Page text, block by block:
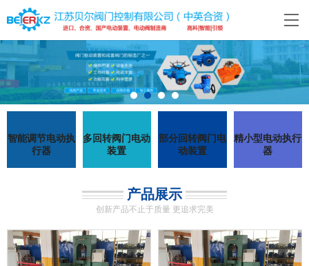
智能调节电动执
行器
多回转阀门电动
装置
部分回转阀门电
动装置
精小型电动执行
器
产品展示
创新产品不止于质量 更追求完美